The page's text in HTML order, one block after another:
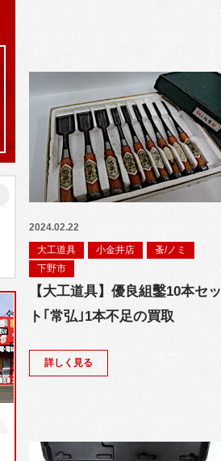
2024.02.22
大工道具
小金井店
蚤/ノミ
下野市
【大工道具】優良組鑿10本セッ
ト｢常弘｣1本不足の買取
詳しく見る